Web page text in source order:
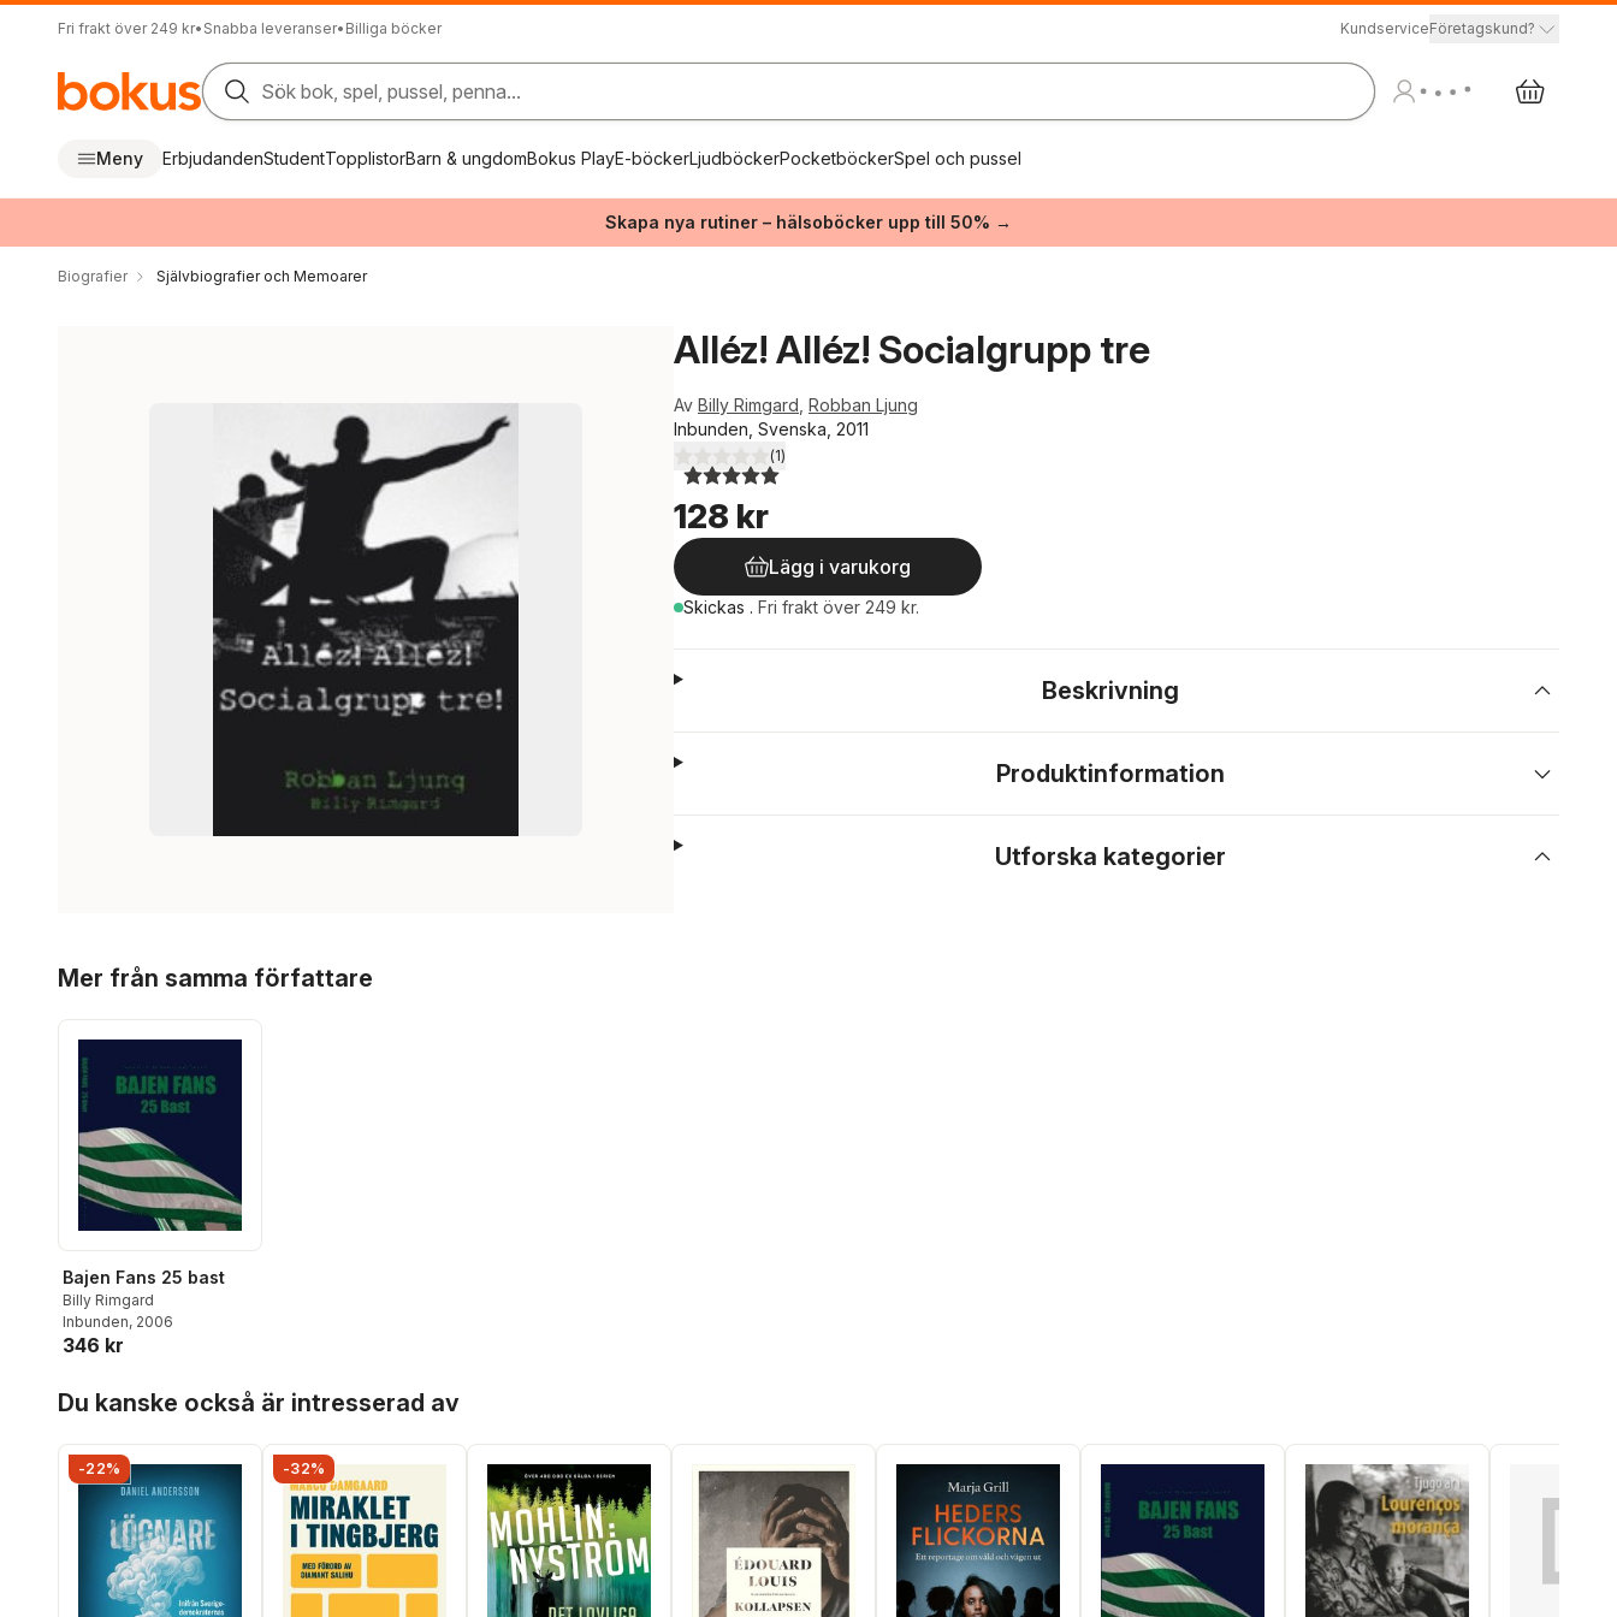
Fri frakt över 249 kr• Snabba leveranser• Billiga böcker KundserviceFöretagskund?
Sök bok, spel, pussel, penna...
Meny ErbjudandenStudentTopplistorBarn & ungdomBokus PlayE-böckerLjudböckerPocketböckerSpel och pussel
Skapa nya rutiner – hälsoböcker upp till 50% →
Biografier Självbiografier och Memoarer
Alléz! Alléz! Socialgrupp tre
Av Billy Rimgard Robban Ljung
Inbunden, Svenska, 2011
5,0utav 5 stjärnor. Totalt antal röster:
(1)
128 kr
Lägg i varukorg
Skickas . Fri frakt över 249 kr.
Beskrivning
Produktinformation
Utforska kategorier
Mer från samma författare
Bajen Fans 25 bast
Billy Rimgard
Inbunden, 2006
346 kr
Du kanske också är intresserad av
-22% -32%